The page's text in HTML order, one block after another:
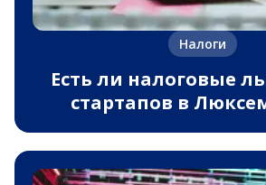
Налоги
Есть ли налоговые
стартапов в